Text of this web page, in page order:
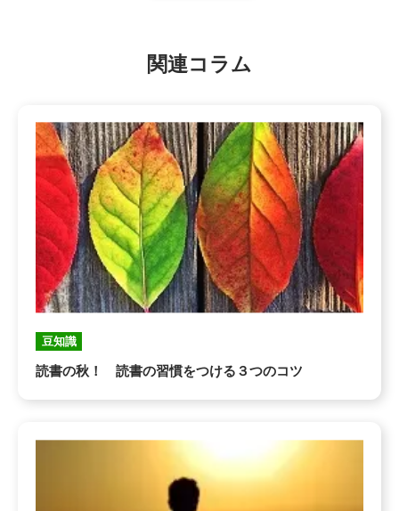
関連コラム
豆知識
読書の秋！ 読書の習慣をつける３つのコツ